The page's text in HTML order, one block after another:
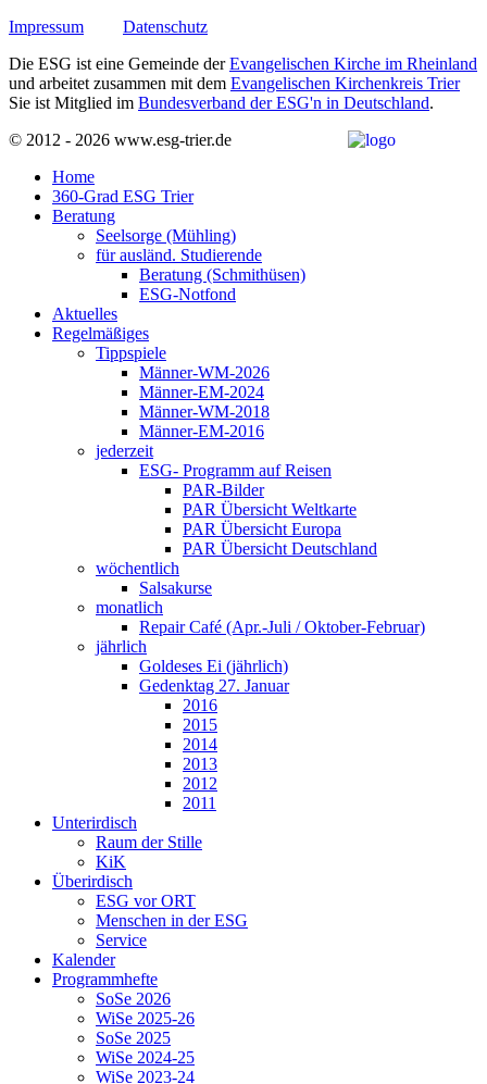
Impressum
Datenschutz
Die ESG ist eine Gemeinde derEvangelischen Kirche im Rheinland
und arbeitet zusammen mit dem Evangelischen Kirchenkreis Trier
Sie ist Mitglied im Bundesverband der ESG'n in Deutschland.
© 2012 - 2026 www.esg-trier.de
Home
360-Grad ESG Trier
Beratung
Seelsorge (Mühling)
für ausländ. Studierende
Beratung (Schmithüsen)
ESG-Notfond
Aktuelles
Regelmäßiges
Tippspiele
Männer-WM-2026
Männer-EM-2024
Männer-WM-2018
Männer-EM-2016
jederzeit
ESG- Programm auf Reisen
PAR-Bilder
PAR Übersicht Weltkarte
PAR Übersicht Europa
PAR Übersicht Deutschland
wöchentlich
Salsakurse
monatlich
Repair Café (Apr.-Juli / Oktober-Februar)
jährlich
Goldeses Ei (jährlich)
Gedenktag 27. Januar
2016
2015
2014
2013
2012
2011
Unterirdisch
Raum der Stille
KiK
Überirdisch
ESG vor ORT
Menschen in der ESG
Service
Kalender
Programmhefte
SoSe 2026
WiSe 2025-26
SoSe 2025
WiSe 2024-25
WiSe 2023-24